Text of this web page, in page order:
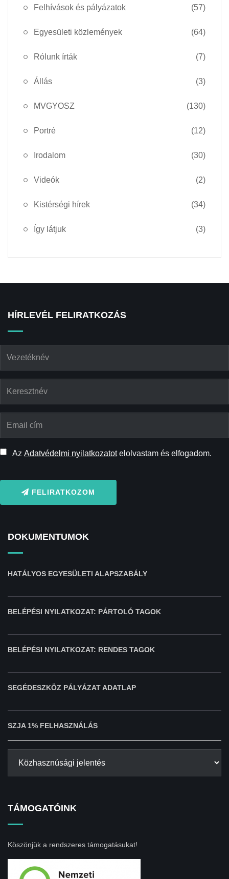
Felhívások és pályázatok (57)
Egyesületi közlemények (64)
Rólunk írták (7)
Állás (3)
MVGYOSZ (130)
Portré (12)
Irodalom (30)
Videók (2)
Kistérségi hírek (34)
Így látjuk (3)
HÍRLEVÉL FELIRATKOZÁS
Az Adatvédelmi nyilatkozatotelolvastam és elfogadom.
FELIRATKOZOM
DOKUMENTUMOK
HATÁLYOS EGYESÜLETI ALAPSZABÁLY
BELÉPÉSI NYILATKOZAT: PÁRTOLÓ TAGOK
BELÉPÉSI NYILATKOZAT: RENDES TAGOK
SEGÉDESZKÖZ PÁLYÁZAT ADATLAP
SZJA 1% FELHASZNÁLÁS
TÁMOGATÓINK
Köszönjük a rendszeres támogatásukat!